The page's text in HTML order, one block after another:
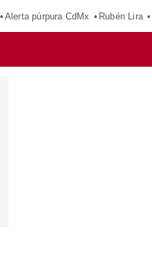
Alerta púrpura CdMx Rubén Lira